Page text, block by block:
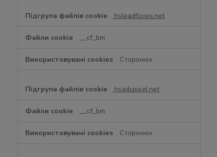
hsleadflows.net
__cf_bm
Сторонніх
hsadspixel.net
__cf_bm
Сторонніх